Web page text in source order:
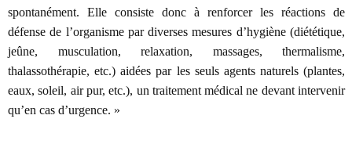
spontanément. Elle consiste donc à renforcer les réactions de
défense de l’organisme par diverses mesures d’hygiène (diététique,
jeûne, musculation, relaxation, massages, thermalisme,
thalassothérapie, etc.) aidées par les seuls agents naturels (plantes,
eaux, soleil, air pur, etc.), un traitement médical ne devant intervenir
qu’en cas d’urgence. »